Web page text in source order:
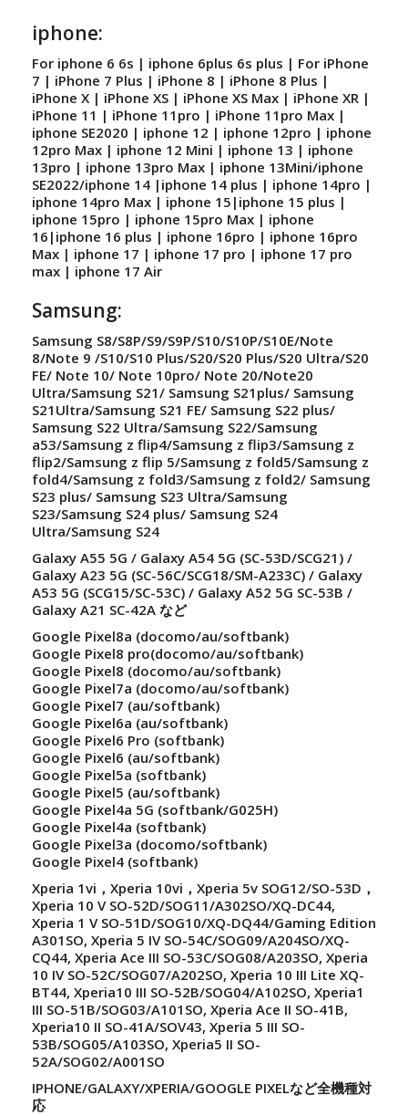
iphone:
For iphone 6 6s | iphone 6plus 6s plus | For iPhone
7 | iPhone 7 Plus | iPhone 8 | iPhone 8 Plus |
iPhone X | iPhone XS | iPhone XS Max | iPhone XR |
iPhone 11 | iPhone 11pro | iPhone 11pro Max |
iphone SE2020 | iphone 12 | iphone 12pro | iphone
12pro Max | iphone 12 Mini | iphone 13 | iphone
13pro | iphone 13pro Max | iphone 13Mini/iphone
SE2022/iphone 14 |iphone 14 plus | iphone 14pro |
iphone 14pro Max | iphone 15|iphone 15 plus |
iphone 15pro | iphone 15pro Max | iphone
16|iphone 16 plus | iphone 16pro | iphone 16pro
Max | iphone 17 | iphone 17 pro | iphone 17 pro
max | iphone 17 Air
Samsung:
Samsung S8/S8P/S9/S9P/S10/S10P/S10E/Note
8/Note 9 /S10/S10 Plus/S20/S20 Plus/S20 Ultra/S20
FE/ Note 10/ Note 10pro/ Note 20/Note20
Ultra/Samsung S21/ Samsung S21plus/ Samsung
S21Ultra/Samsung S21 FE/ Samsung S22 plus/
Samsung S22 Ultra/Samsung S22/Samsung
a53/Samsung z flip4/Samsung z flip3/Samsung z
flip2/Samsung z flip 5/Samsung z fold5/Samsung z
fold4/Samsung z fold3/Samsung z fold2/ Samsung
S23 plus/ Samsung S23 Ultra/Samsung
S23/Samsung S24 plus/ Samsung S24
Ultra/Samsung S24
Galaxy A55 5G / Galaxy A54 5G (SC-53D/SCG21) /
Galaxy A23 5G (SC-56C/SCG18/SM-A233C) / Galaxy
A53 5G (SCG15/SC-53C) / Galaxy A52 5G SC-53B /
Galaxy A21 SC-42A など
Google Pixel8a (docomo/au/softbank)
Google Pixel8 pro(docomo/au/softbank)
Google Pixel8 (docomo/au/softbank)
Google Pixel7a (docomo/au/softbank)
Google Pixel7 (au/softbank)
Google Pixel6a (au/softbank)
Google Pixel6 Pro (softbank)
Google Pixel6 (au/softbank)
Google Pixel5a (softbank)
Google Pixel5 (au/softbank)
Google Pixel4a 5G (softbank/G025H)
Google Pixel4a (softbank)
Google Pixel3a (docomo/softbank)
Google Pixel4 (softbank)
Xperia 1vi，Xperia 10vi，Xperia 5v SOG12/SO-53D，
Xperia 10 V SO-52D/SOG11/A302SO/XQ-DC44,
Xperia 1 V SO-51D/SOG10/XQ-DQ44/Gaming Edition
A301SO, Xperia 5 IV SO-54C/SOG09/A204SO/XQ-
CQ44, Xperia Ace III SO-53C/SOG08/A203SO, Xperia
10 IV SO-52C/SOG07/A202SO, Xperia 10 III Lite XQ-
BT44, Xperia10 III SO-52B/SOG04/A102SO, Xperia1
III SO-51B/SOG03/A101SO, Xperia Ace II SO-41B,
Xperia10 II SO-41A/SOV43, Xperia 5 III SO-
53B/SOG05/A103SO, Xperia5 II SO-
52A/SOG02/A001SO
IPHONE/GALAXY/XPERIA/GOOGLE PIXELなど全機種対
応